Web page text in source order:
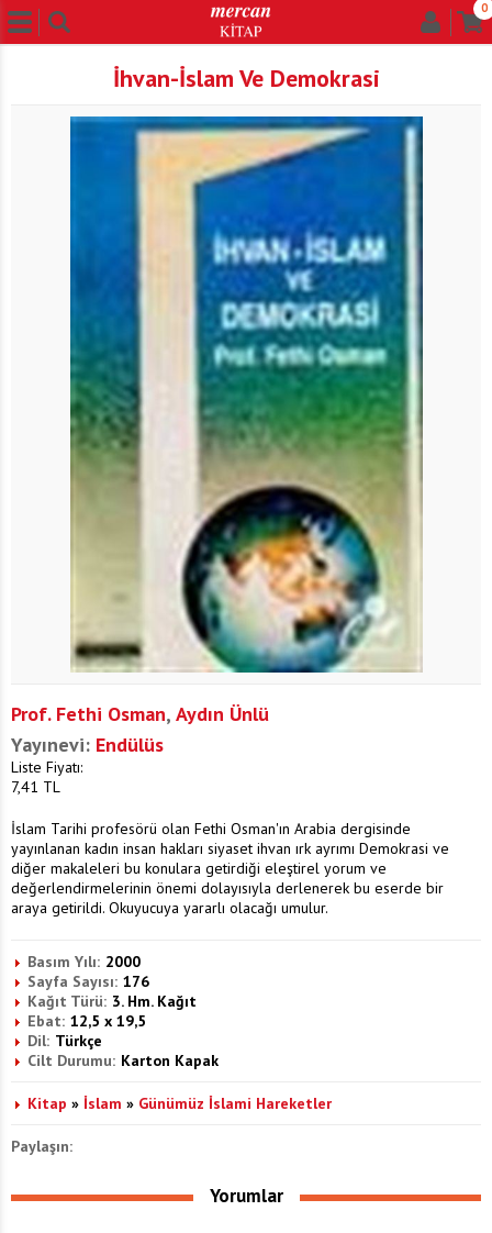
0
İhvan-İslam Ve Demokrasi
Prof. Fethi Osman, Aydın Ünlü
Yayınevi: Endülüs
Liste Fiyatı:
7,41 TL
İslam Tarihi profesörü olan Fethi Osman'ın Arabia dergisinde
yayınlanan kadın insan hakları siyaset ihvan ırk ayrımı Demokrasi ve
diğer makaleleri bu konulara getirdiği eleştirel yorum ve
değerlendirmelerinin önemi dolayısıyla derlenerek bu eserde bir
araya getirildi. Okuyucuya yararlı olacağı umulur.
Basım Yılı: 2000
Sayfa Sayısı: 176
Kağıt Türü: 3. Hm. Kağıt
Ebat: 12,5 x 19,5
Dil: Türkçe
Cilt Durumu: Karton Kapak
Kitap » İslam » Günümüz İslami Hareketler
Paylaşın:
Yorumlar